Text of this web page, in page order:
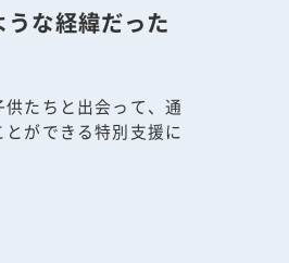
な経緯だった
たちと出会って、通
ができる特別支援に